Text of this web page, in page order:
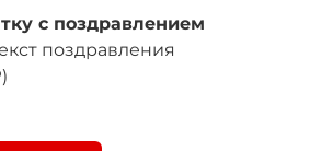
с поздравлением
поздравления
)